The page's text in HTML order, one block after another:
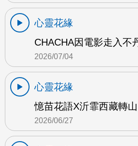
心靈花緣
CHACHA因電影走入不
2026/07/04
心靈花緣
憶苗花語X沂霏西藏轉
2026/06/27